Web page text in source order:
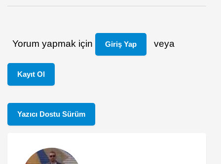
Yorum yapmak için Giriş Yap veya
Kayıt Ol
Yazıcı Dostu Sürüm